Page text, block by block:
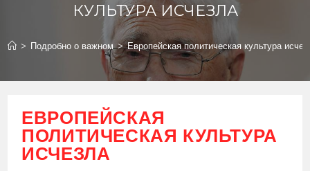
КУЛЬТУРА ИСЧЕЗЛА
> Подробно о важном > Европейская политическая культура
ЕВРОПЕЙСКАЯ
ПОЛИТИЧЕСКАЯ КУЛЬТУРА
ИСЧЕЗЛА